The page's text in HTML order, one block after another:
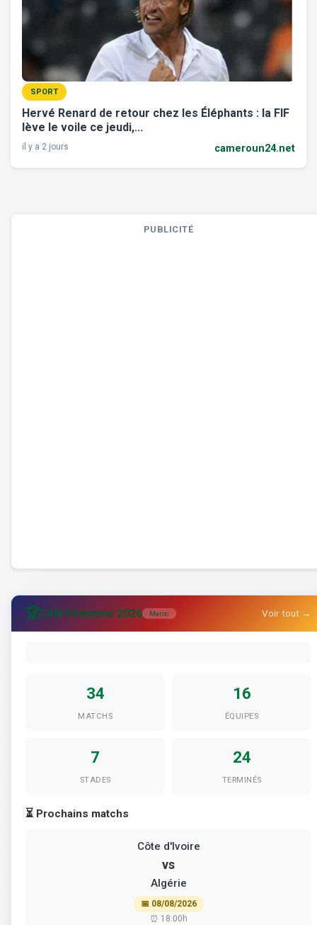
SPORT
Hervé Renard de retour chez les Éléphants : la FIF
lève le voile ce jeudi,...
il y a 2 jours cameroun24.net
PUBLICITÉ
🏆CAN Féminine 2026 Maroc Voir tout →
34
MATCHS
16
ÉQUIPES
7
STADES
24
TERMINÉS
⏳ Prochains matchs
Côte d'Ivoire
vs
Algérie
📅 08/08/2026
⏰ 18:00h